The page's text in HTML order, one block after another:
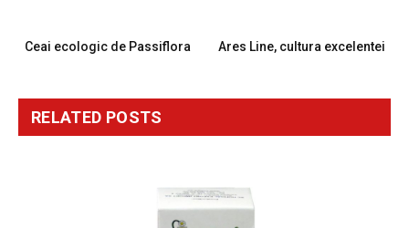
Ceai ecologic de Passiflora Ares Line, cultura excelentei
RELATED POSTS